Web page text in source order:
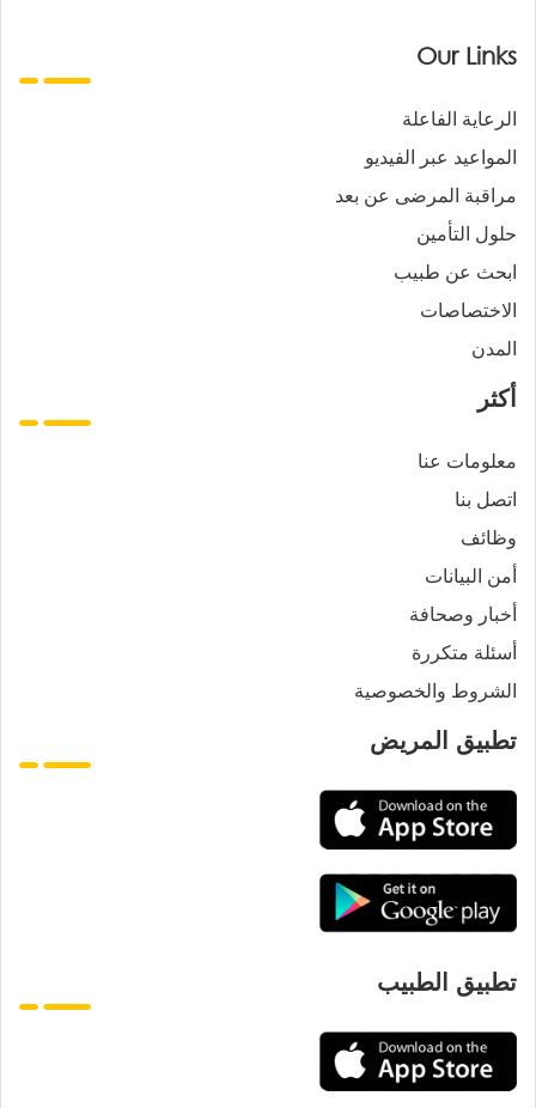
Our Links
الرعاية الفاعلة
المواعيد عبر الفيديو
مراقبة المرضى عن بعد
حلول التأمين
ابحث عن طبيب
الاختصاصات
المدن
أكثر
معلومات عنا
اتصل بنا
وظائف
أمن البيانات
أخبار وصحافة
أسئلة متكررة
الشروط والخصوصية
تطبيق المريض
تطبيق الطبيب